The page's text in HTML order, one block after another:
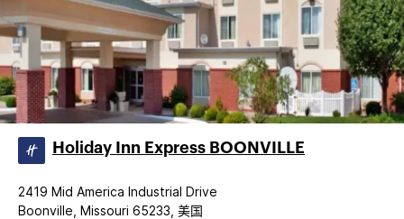
Holiday Inn Express BOONVILLE
2419 Mid America Industrial Drive
Boonville, Missouri 65233, 美国